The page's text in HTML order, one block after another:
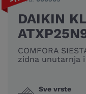
DAIKIN
COMFORA
zidna unutarnja
Sve vrste